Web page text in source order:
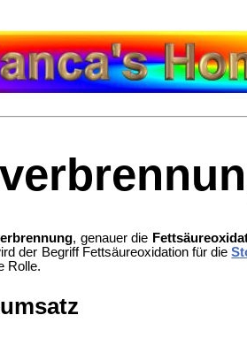
, genauer die
der Begriff Fettsäureoxidation für die
Rolle.